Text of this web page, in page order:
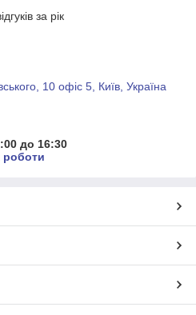
за рік
10 офіс 5, Київ, Україна
до 16:30
роботи